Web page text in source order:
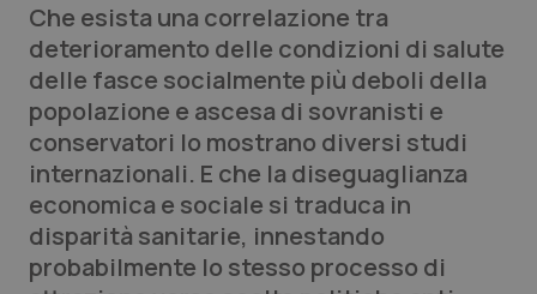
Scienza e Farmaci
Studi e Analisi
Lettere al direttore
Edizioni Regionali
QS Pro
Che esista una correlazione tra
deterioramento delle condizioni di salute
delle fasce socialmente più deboli della
popolazione e ascesa di sovranisti e
conservatori lo mostrano diversi studi
internazionali. E che la diseguaglianza
economica e sociale si traduca in
disparità sanitarie, innestando
probabilmente lo stesso processo di